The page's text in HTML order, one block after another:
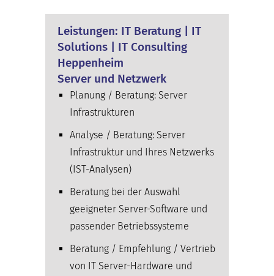
Leistungen: IT Beratung | IT
Solutions | IT Consulting
Heppenheim
Server und Netzwerk
Planung / Beratung: Server
Infrastrukturen
Analyse / Beratung: Server
Infrastruktur und Ihres Netzwerks
(IST-Analysen)
Beratung bei der Auswahl
geeigneter Server-Software und
passender Betriebssysteme
Beratung / Empfehlung / Vertrieb
von IT Server-Hardware und